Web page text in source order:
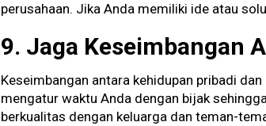
perusahaan. Jika Anda memiliki ide atau
9. Jaga Keseimbangan
Keseimbangan antara kehidupan pribadi
mengatur waktu Anda dengan bijak
berkualitas dengan keluarga dan teman-